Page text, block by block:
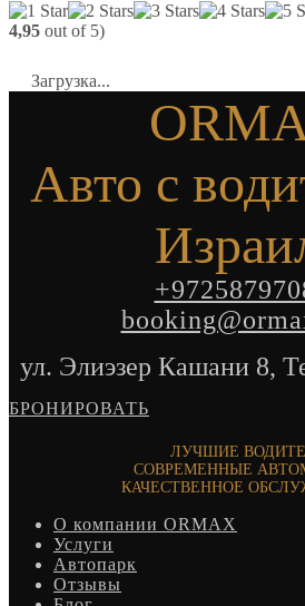
4,95 out of 5)
Загрузка...
Авто с
ул. Элиэзер Кашани 8,
БРОНИРОВАТЬ
ЛУЧШИЕ
СОВРЕМЕННЫЕ
КАЧЕСТВЕННОЕ
О компании ORMAX
Услуги
Автопарк
Отзывы